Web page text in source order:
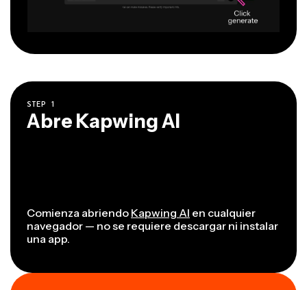
STEP 1
Abre Kapwing AI
Comienza abriendo Kapwing AI en cualquier
navegador — no se requiere descargar ni instalar
una app.